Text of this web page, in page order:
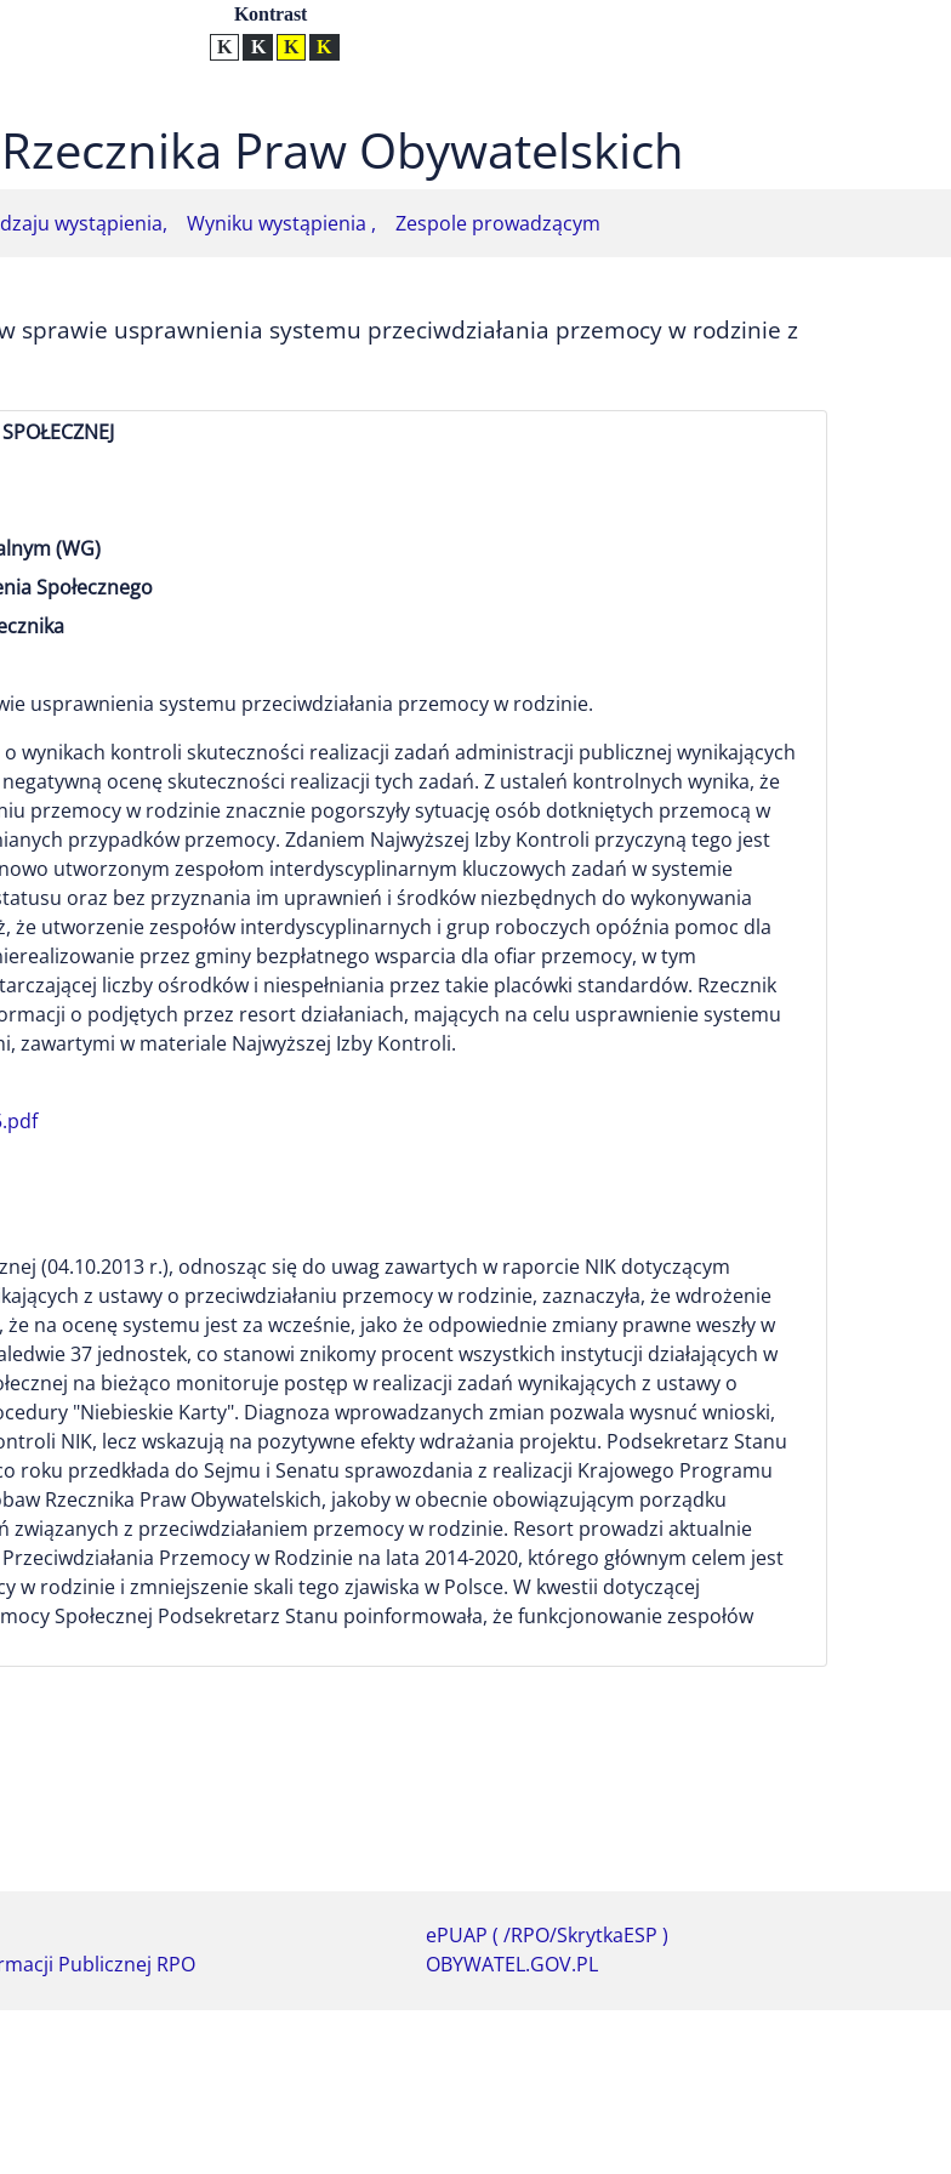
UstawieniaKontrast
Kontrast normalny
Kontrast biały tekst na czarnym
Kontrast czarny tekst na żółtym
Praw Obywatelskich
wystąpienia, Wyniku wystąpienia , Zespole prowadzącym
sprawie usprawnienia systemu przeciwdziałania przemocy w rodzinie z
(WG)
Społecznego
usprawnienia systemu przeciwdziałania przemocy w rodzinie.
wynikach kontroli skuteczności realizacji zadań administracji publicznej wynikających
ocenę skuteczności realizacji tych zadań. Z ustaleń kontrolnych wynika, że
przemocy w rodzinie znacznie pogorszyły sytuację osób dotkniętych przemocą w
przypadków przemocy. Zdaniem Najwyższej Izby Kontroli przyczyną tego jest
utworzonym zespołom interdyscyplinarnym kluczowych zadań w systemie
oraz bez przyznania im uprawnień i środków niezbędnych do wykonywania
że utworzenie zespołów interdyscyplinarnych i grup roboczych opóźnia pomoc dla
przez gminy bezpłatnego wsparcia dla ofiar przemocy, w tym
liczby ośrodków i niespełniania przez takie placówki standardów. Rzecznik
o podjętych przez resort działaniach, mających na celu usprawnienie systemu
zawartymi w materiale Najwyższej Izby Kontroli.
(04.10.2013 r.), odnosząc się do uwag zawartych w raporcie NIK dotyczącym
z ustawy o przeciwdziałaniu przemocy w rodzinie, zaznaczyła, że wdrożenie
na ocenę systemu jest za wcześnie, jako że odpowiednie zmiany prawne weszły w
37 jednostek, co stanowi znikomy procent wszystkich instytucji działających w
na bieżąco monitoruje postęp w realizacji zadań wynikających z ustawy o
"Niebieskie Karty". Diagnoza wprowadzanych zmian pozwala wysnuć wnioski,
NIK, lecz wskazują na pozytywne efekty wdrażania projektu. Podsekretarz Stanu
roku przedkłada do Sejmu i Senatu sprawozdania z realizacji Krajowego Programu
Rzecznika Praw Obywatelskich, jakoby w obecnie obowiązującym porządku
związanych z przeciwdziałaniem przemocy w rodzinie. Resort prowadzi aktualnie
Przemocy w Rodzinie na lata 2014-2020, którego głównym celem jest
w rodzinie i zmniejszenie skali tego zjawiska w Polsce. W kwestii dotyczącej
Społecznej Podsekretarz Stanu poinformowała, że funkcjonowanie zespołów
Publicznej RPO
ePUAP ( /RPO/SkrytkaESP )
OBYWATEL.GOV.PL